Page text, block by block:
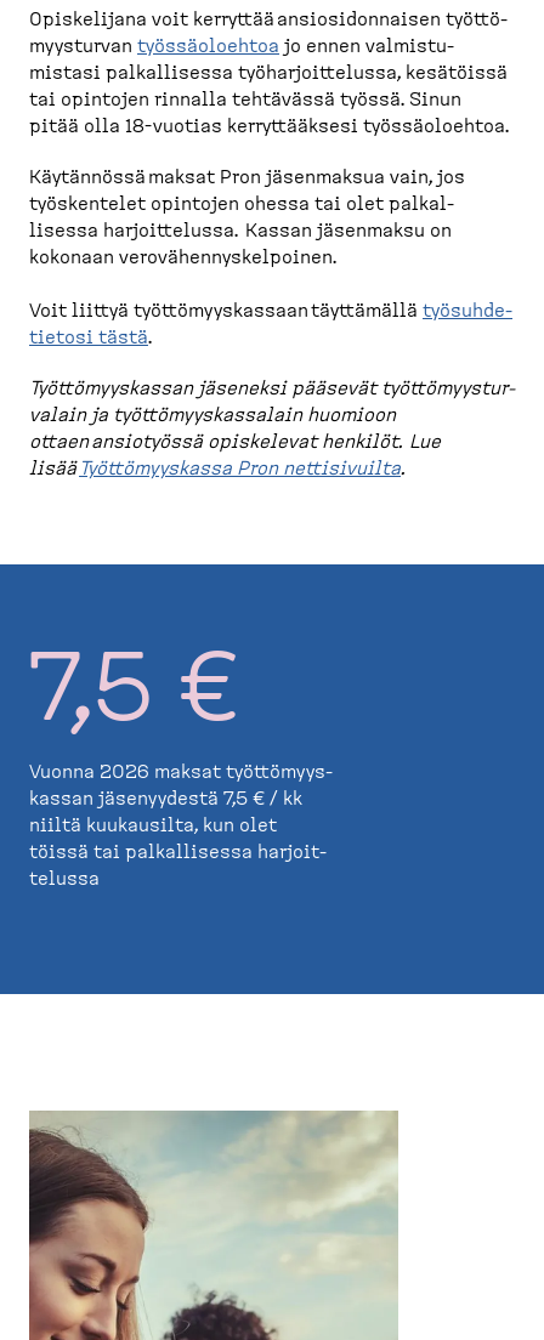
Opiske­lijana voit kerryttää ansiosi­don­naisen työttö­
myys­turvan työssä­oloehtoa jo ennen valmis­tu­
mistasi palkal­lisessa työhar­joit­telussa, kesätöissä
tai opintojen rinnalla tehtävässä työssä. Sinun
pitää olla 18-​vuotias kerryt­tääksesi työssä­oloehtoa.
Käytännössä maksat Pron jäsenmaksua vain, jos
työskentelet opintojen ohessa tai olet palkal­
lisessa harjoit­telussa. Kassan jäsenmaksu on
kokonaan verovä­hen­nys­kel­poinen.
Voit liittyä työttö­myys­kassaan täyttämällä työsuh­de­
tietosi tästä.
Työttö­myys­kassan jäseneksi pääsevät työttö­myys­tur­
valain ja työttö­myys­kas­salain huomioon
ottaen ansiotyössä opiskelevat henkilöt. Lue
lisää Työttö­myyskassa Pron nettisi­vuilta.
7,5 €
Vuonna 2026 maksat työttö­myys­
kassan jäsenyydestä 7,5 € / kk
niiltä kuukausilta, kun olet
töissä tai palkal­lisessa harjoit­
telussa